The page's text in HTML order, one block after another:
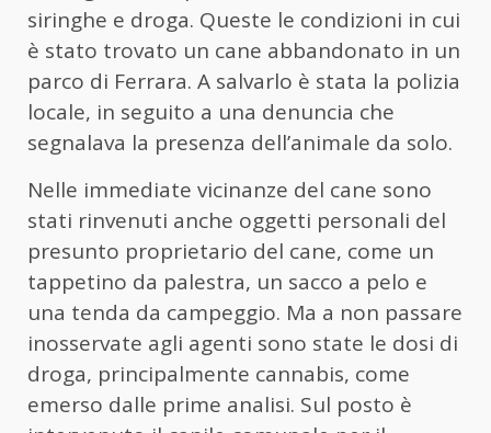
siringhe e droga. Queste le condizioni in cui
è stato trovato un cane abbandonato in un
parco di Ferrara. A salvarlo è stata la polizia
locale, in seguito a una denuncia che
segnalava la presenza dell’animale da solo.
Nelle immediate vicinanze del cane sono
stati rinvenuti anche oggetti personali del
presunto proprietario del cane, come un
tappetino da palestra, un sacco a pelo e
una tenda da campeggio. Ma a non passare
inosservate agli agenti sono state le dosi di
droga, principalmente cannabis, come
emerso dalle prime analisi. Sul posto è